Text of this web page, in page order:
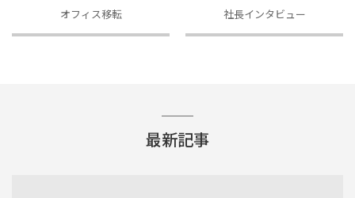
オフィス移転 社長インタビュー
最新記事